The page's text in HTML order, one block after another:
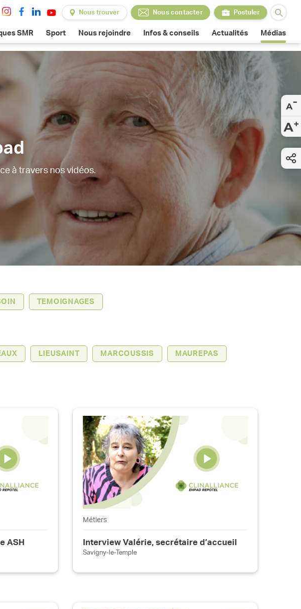
Nous trouver
Nous contacter
Nous contacter
Postuler
Postuler
SMR Sport Nous rejoindre Infos & conseils Actualités Médias
à travers nos vidéos.
TEMOIGNAGES
LIEUSAINT MARCOUSSIS MAUREPAS
ASH
Métiers
Interview Valérie, secrétaire d’accueil
Savigny-le-Temple